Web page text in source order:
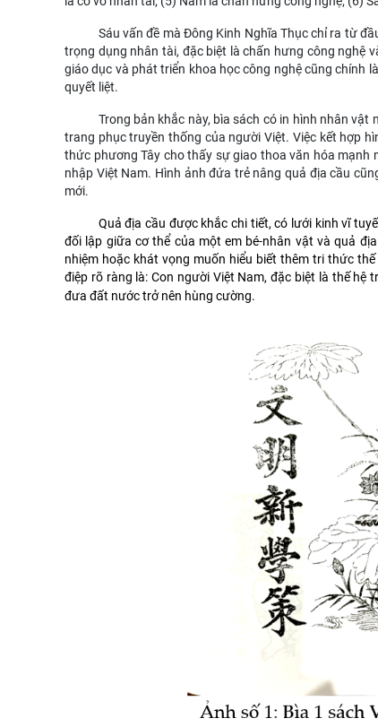
Sáu vấn đề mà Đông Kinh Nghĩa Thục chỉ ra từ
trọng dụng nhân tài, đặc biệt là chấn hưng công nghệ
giáo dục và phát triển khoa học công nghệ cũng chính
quyết liệt.
Trong bản khắc này, bìa sách có in hình nhân
trang phục truyền thống của người Việt. Việc kết hợp
thức phương Tây cho thấy sự giao thoa văn hóa mạnh
nhập Việt Nam. Hình ảnh đứa trẻ nâng quả địa cầu
mới.
Quả địa cầu được khắc chi tiết, có lưới kinh vĩ
đối lập giữa cơ thể của một em bé-nhân vật và quả
nhiệm hoặc khát vọng muốn hiểu biết thêm tri thức
điệp rõ ràng là: Con người Việt Nam, đặc biệt là thế
đưa đất nước trở nên hùng cường.